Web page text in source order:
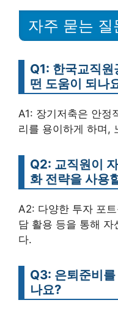
자주 묻는 질
Q1: 한국교직
떤 도움이 되나
A1: 장기저축은 안정
리를 용이하게 하며,
Q2: 교직원이
화 전략을 사용
A2: 다양한 투자 포
담 활용 등을 통해 자
다.
Q3: 은퇴준비
나요?